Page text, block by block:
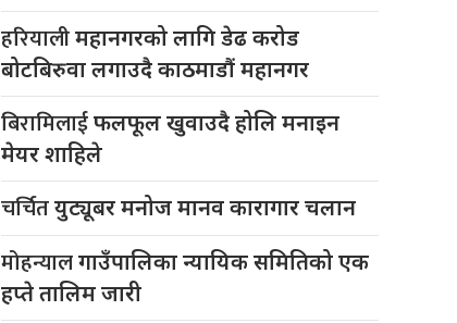
हरियालीमहानगरको लागि डेढ करोड
बोटबिरुवा लगाउदै काठमाडौं महानगर
बिरामिलाईफलफूल खुवाउदै होलि मनाइन
मेयर शाहिले
चर्चितयुट्यूबर मनोज मानव कारागार चलान
मोहन्यालगाउँपालिका न्यायिक समितिको एक
हप्ते तालिम जारी